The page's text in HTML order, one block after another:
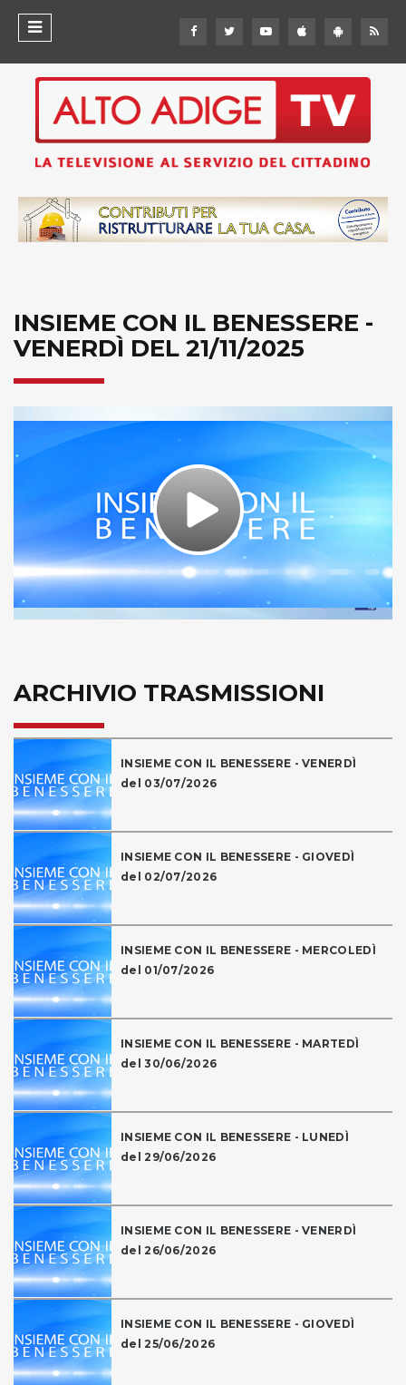
INSIEME CON IL BENESSERE -
VENERDÌ DEL 21/11/2025
Play
ARCHIVIO TRASMISSIONI
INSIEME CON IL BENESSERE - VENERDÌ
del 03/07/2026
INSIEME CON IL BENESSERE - GIOVEDÌ
del 02/07/2026
INSIEME CON IL BENESSERE - MERCOLEDÌ
del 01/07/2026
INSIEME CON IL BENESSERE - MARTEDÌ
del 30/06/2026
INSIEME CON IL BENESSERE - LUNEDÌ
del 29/06/2026
INSIEME CON IL BENESSERE - VENERDÌ
del 26/06/2026
INSIEME CON IL BENESSERE - GIOVEDÌ
del 25/06/2026